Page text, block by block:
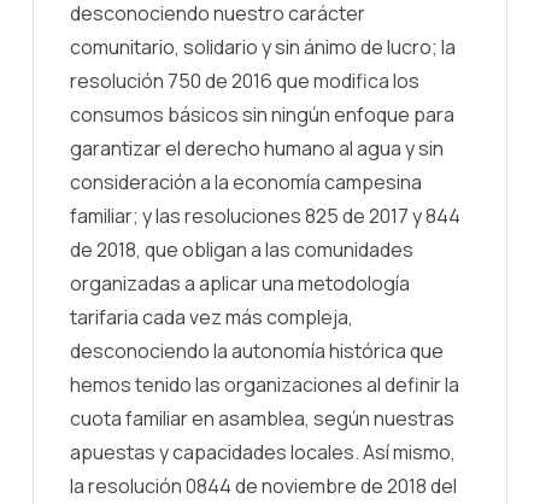
desconociendo nuestro carácter
comunitario, solidario y sin ánimo de lucro; la
resolución 750 de 2016 que modifica los
consumos básicos sin ningún enfoque para
garantizar el derecho humano al agua y sin
consideración a la economía campesina
familiar; y las resoluciones 825 de 2017 y 844
de 2018, que obligan a las comunidades
organizadas a aplicar una metodología
tarifaria cada vez más compleja,
desconociendo la autonomía histórica que
hemos tenido las organizaciones al definir la
cuota familiar en asamblea, según nuestras
apuestas y capacidades locales. Así mismo,
la resolución 0844 de noviembre de 2018 del